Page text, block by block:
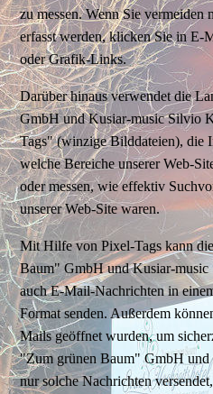
zu messen. Wenn Sie vermeiden
erfasst werden, klicken Sie in E-
oder Grafik-Links.
Darüber hinaus verwendet die
GmbH und Kusiar-music Silvio
Tags" (winzige Bilddateien), die
welche Bereiche unserer Web-
oder messen, wie effektiv
unserer Web-Site waren.
Mit Hilfe von Pixel-Tags kann
Baum" GmbH und Kusiar-
auch E-Mail-Nachrichten in
Format senden. Außerdem
Mails geöffnet wurden, um
"Zum grünen Baum" GmbH
nur solche Nachrichten